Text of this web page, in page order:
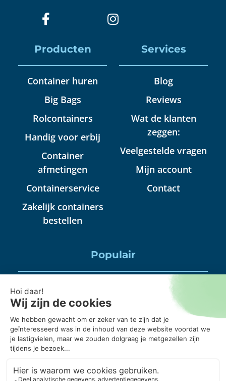
Producten
Container huren
Big Bags
Rolcontainers
Handig voor erbij
Container
afmetingen
Containerservice
Zakelijk containers
bestellen
Services
Blog
Reviews
Wat de klanten
zeggen:
Veelgestelde vragen
Mijn account
Contact
Populair
Huisraad container huren
Puinbak huren, mag daar alles in?
20 kuub container, wanneer gebruik je die?